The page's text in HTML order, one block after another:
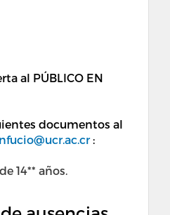
al PÚBLICO EN
documentos al
:
14** años.